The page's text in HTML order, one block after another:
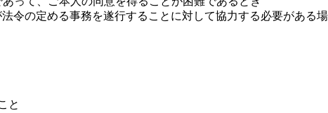
令の定める事務を遂行することに対して協力する必要がある
と